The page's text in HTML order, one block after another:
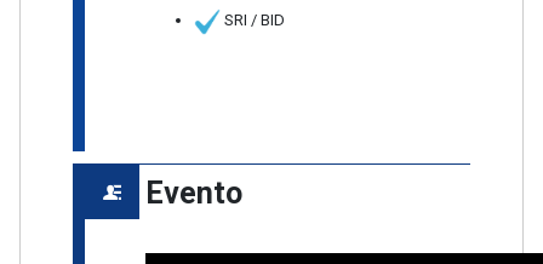
SRI / BID
Evento